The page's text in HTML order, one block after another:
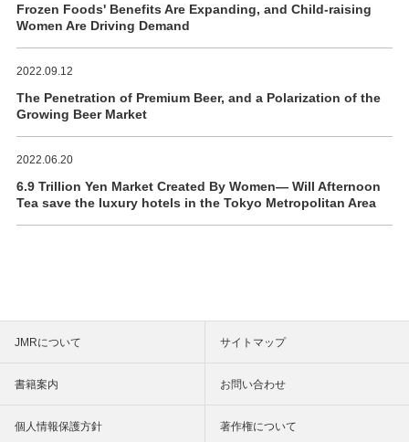
Frozen Foods' Benefits Are Expanding, and Child-raising
Women Are Driving Demand
2022.09.12
The Penetration of Premium Beer, and a Polarization of the
Growing Beer Market
2022.06.20
6.9 Trillion Yen Market Created By Women― Will Afternoon
Tea save the luxury hotels in the Tokyo Metropolitan Area
JMRについて サイトマップ
書籍案内 お問い合わせ
個人情報保護方針 著作権について